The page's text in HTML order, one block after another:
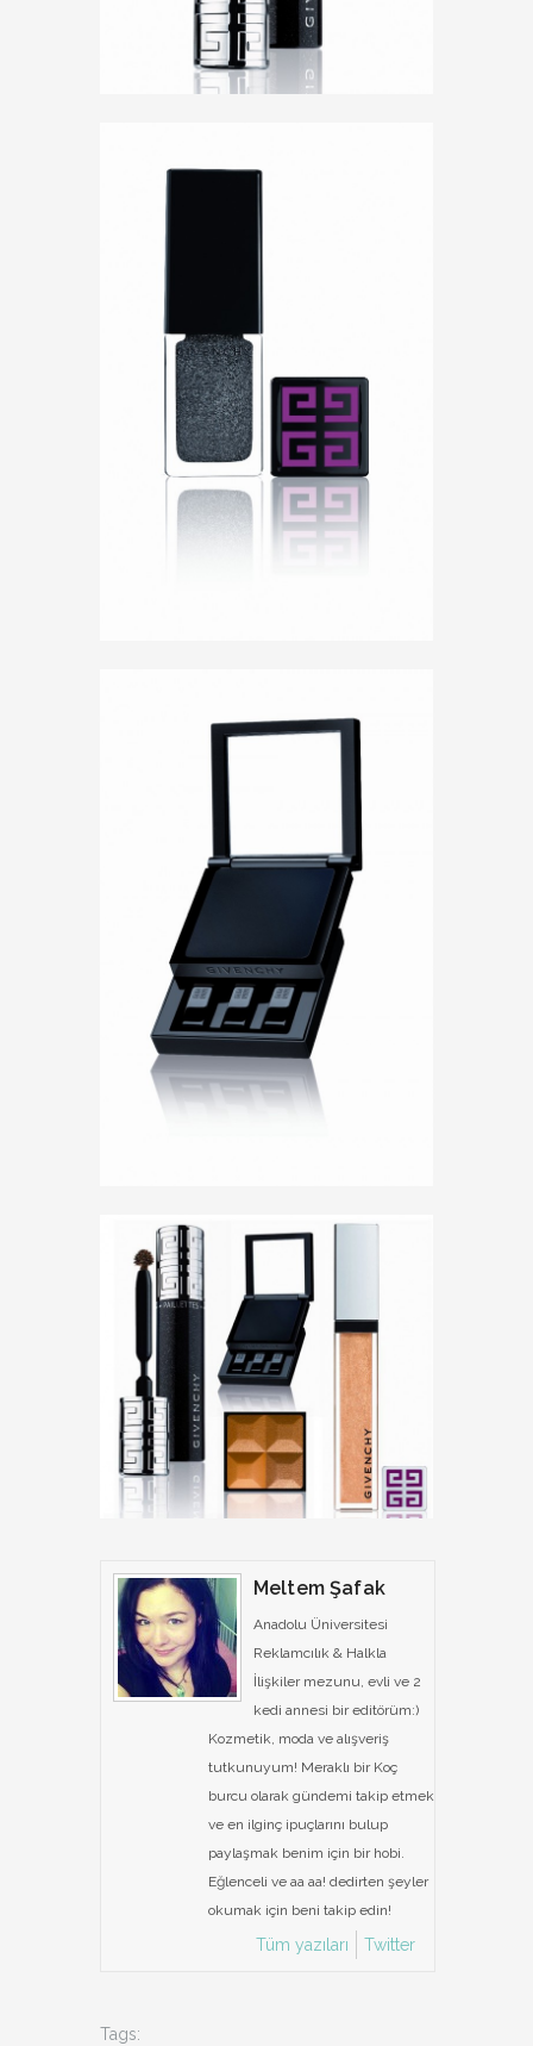
Meltem Şafak
Anadolu Üniversitesi
Reklamcılık & Halkla
İlişkiler mezunu, evli ve 2
kedi annesi bir editörüm:)
Kozmetik, moda ve alışveriş
tutkunuyum! Meraklı bir Koç
burcu olarak gündemi takip etmek
ve en ilginç ipuçlarını bulup
paylaşmak benim için bir hobi.
Eğlenceli ve aa aa! dedirten şeyler
okumak için beni takip edin!
Tüm yazıları Twitter
Tags: